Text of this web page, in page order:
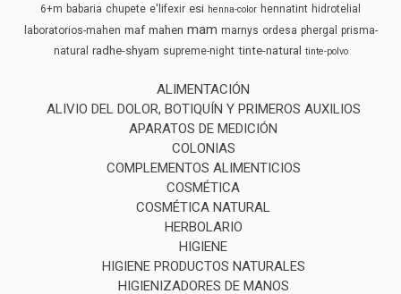
6+m babaria chupete e'lifexir esi henna-color hennatint hidrotelial
laboratorios-mahen maf mahen mam marnys ordesa phergal prisma-
natural radhe-shyam supreme-night tinte-natural tinte-polvo
ALIMENTACIÓN
ALIVIO DEL DOLOR, BOTIQUÍN Y PRIMEROS AUXILIOS
APARATOS DE MEDICIÓN
COLONIAS
COMPLEMENTOS ALIMENTICIOS
COSMÉTICA
COSMÉTICA NATURAL
HERBOLARIO
HIGIENE
HIGIENE PRODUCTOS NATURALES
HIGIENIZADORES DE MANOS